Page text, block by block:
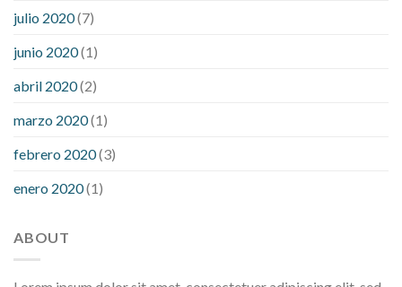
julio 2020(7)
junio 2020(1)
abril 2020(2)
marzo 2020(1)
febrero 2020(3)
enero 2020(1)
ABOUT